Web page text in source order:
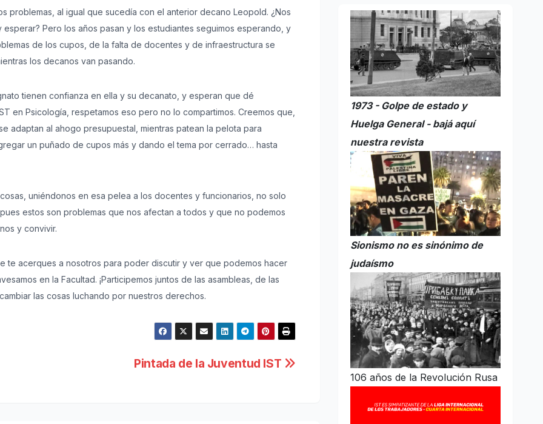
problemas, al igual que sucedía con el anterior decano Leopold. ¿Nos
Pero los años pasan y los estudiantes seguimos esperando, y
de los cupos, de la falta de docentes y de infraestructura se
los decanos van pasando.
tienen confianza en ella y su decanato, y esperan que dé
en Psicología, respetamos eso pero no lo compartimos. Creemos que,
adaptan al ahogo presupuestal, mientras patean la pelota para
un puñado de cupos más y dando el tema por cerrado… hasta
uniéndonos en esa pelea a los docentes y funcionarios, no solo
estos son problemas que nos afectan a todos y que no podemos
y convivir.
te acerques a nosotros para poder discutir y ver que podemos hacer
en la Facultad. ¡Participemos juntos de las asambleas, de las
las cosas luchando por nuestros derechos.
Pintada de la Juventud IST
1973 - Golpe de estado y
Huelga General - bajá aquí
nuestra revista
Sionismo no es sinónimo de
judaísmo
106 años de la Revolución Rusa